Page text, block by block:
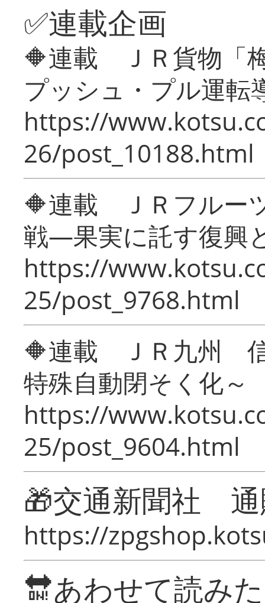
✅連載企画
🔶連載 ＪＲ貨物「
プッシュ・プル運転
https://
26/post_10188.html
🔶連載 ＪＲフルー
戦―果実に託す復興
https://
25/post_9768.html
🔶連載 ＪＲ九州 信
特殊自動閉そく化～
https://
25/post_9604.html
🎁交通新聞社
https://
🔛あわせて読み